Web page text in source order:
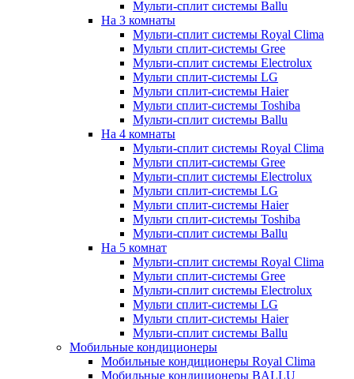
Мульти-сплит системы Ballu
На 3 комнаты
Мульти-сплит системы Royal Clima
Мульти сплит-системы Gree
Мульти-сплит системы Electrolux
Мульти сплит-системы LG
Мульти сплит-системы Haier
Мульти сплит-системы Toshiba
Мульти-сплит системы Ballu
На 4 комнаты
Мульти-сплит системы Royal Clima
Мульти сплит-системы Gree
Мульти-сплит системы Electrolux
Мульти сплит-системы LG
Мульти сплит-системы Haier
Мульти сплит-системы Toshiba
Мульти-сплит системы Ballu
На 5 комнат
Мульти-сплит системы Royal Clima
Мульти сплит-системы Gree
Мульти-сплит системы Electrolux
Мульти сплит-системы LG
Мульти сплит-системы Haier
Мульти-сплит системы Ballu
Мобильные кондиционеры
Мобильные кондиционеры Royal Clima
Мобильные кондиционеры BALLU